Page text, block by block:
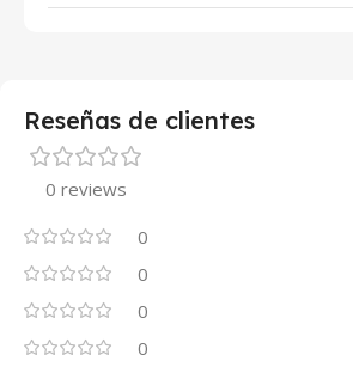
Reseñas de clientes
0 reviews
0
0
0
0